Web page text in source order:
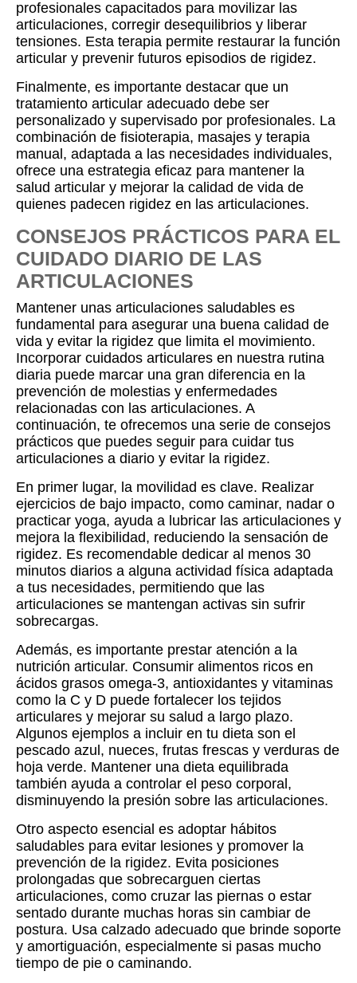
profesionales capacitados para movilizar las
articulaciones, corregir desequilibrios y liberar
tensiones. Esta terapia permite restaurar la función
articular y prevenir futuros episodios de rigidez.
Finalmente, es importante destacar que un
tratamiento articular adecuado debe ser
personalizado y supervisado por profesionales. La
combinación de fisioterapia, masajes y terapia
manual, adaptada a las necesidades individuales,
ofrece una estrategia eficaz para mantener la
salud articular y mejorar la calidad de vida de
quienes padecen rigidez en las articulaciones.
CONSEJOS PRÁCTICOS PARA EL
CUIDADO DIARIO DE LAS
ARTICULACIONES
Mantener unas articulaciones saludables es
fundamental para asegurar una buena calidad de
vida y evitar la rigidez que limita el movimiento.
Incorporar cuidados articulares en nuestra rutina
diaria puede marcar una gran diferencia en la
prevención de molestias y enfermedades
relacionadas con las articulaciones. A
continuación, te ofrecemos una serie de consejos
prácticos que puedes seguir para cuidar tus
articulaciones a diario y evitar la rigidez.
En primer lugar, la movilidad es clave. Realizar
ejercicios de bajo impacto, como caminar, nadar o
practicar yoga, ayuda a lubricar las articulaciones y
mejora la flexibilidad, reduciendo la sensación de
rigidez. Es recomendable dedicar al menos 30
minutos diarios a alguna actividad física adaptada
a tus necesidades, permitiendo que las
articulaciones se mantengan activas sin sufrir
sobrecargas.
Además, es importante prestar atención a la
nutrición articular. Consumir alimentos ricos en
ácidos grasos omega-3, antioxidantes y vitaminas
como la C y D puede fortalecer los tejidos
articulares y mejorar su salud a largo plazo.
Algunos ejemplos a incluir en tu dieta son el
pescado azul, nueces, frutas frescas y verduras de
hoja verde. Mantener una dieta equilibrada
también ayuda a controlar el peso corporal,
disminuyendo la presión sobre las articulaciones.
Otro aspecto esencial es adoptar hábitos
saludables para evitar lesiones y promover la
prevención de la rigidez. Evita posiciones
prolongadas que sobrecarguen ciertas
articulaciones, como cruzar las piernas o estar
sentado durante muchas horas sin cambiar de
postura. Usa calzado adecuado que brinde soporte
y amortiguación, especialmente si pasas mucho
tiempo de pie o caminando.